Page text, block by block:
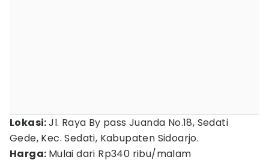
Lokasi:Jl. Raya By pass Juanda No.18, Sedati
Gede, Kec. Sedati, Kabupaten Sidoarjo.
Harga: Mulai dari Rp340 ribu/malam